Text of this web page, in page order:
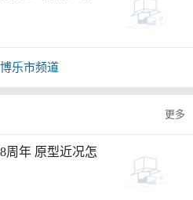
乐市频道
更多
周年 原型近况怎